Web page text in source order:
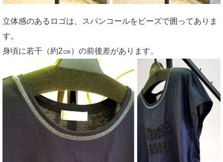
立体感のあるロゴは、スパンコールをビーズで囲ってありま
す。
身頃に若干（約2㎝）の前後差があります。